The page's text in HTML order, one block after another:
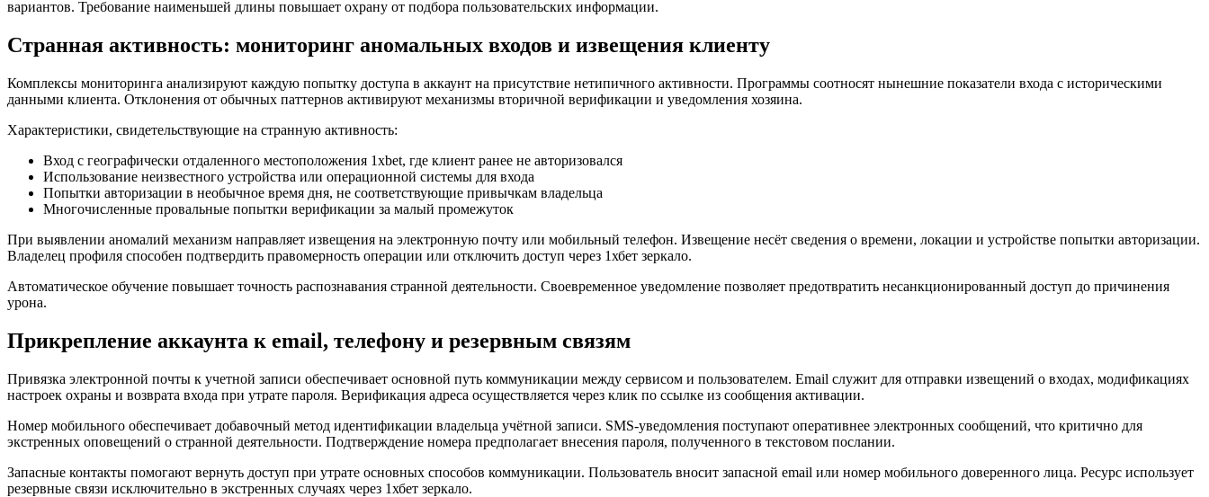
вариантов. Требование наименьшей длины повышает охрану от подбора пользовательских информации.
Странная активность: мониторинг аномальных входов и извещения клиенту
Комплексы мониторинга анализируют каждую попытку доступа в аккаунт на присутствие нетипичного активности. Программы соотносят нынешние показатели входа с историческими
данными клиента. Отклонения от обычных паттернов активируют механизмы вторичной верификации и уведомления хозяина.
Характеристики, свидетельствующие на странную активность:
Вход с географически отдаленного местоположения 1xbet, где клиент ранее не авторизовался
Использование неизвестного устройства или операционной системы для входа
Попытки авторизации в необычное время дня, не соответствующие привычкам владельца
Многочисленные провальные попытки верификации за малый промежуток
При выявлении аномалий механизм направляет извещения на электронную почту или мобильный телефон. Извещение несёт сведения о времени, локации и устройстве попытки авторизации.
Владелец профиля способен подтвердить правомерность операции или отключить доступ через 1хбет зеркало.
Автоматическое обучение повышает точность распознавания странной деятельности. Своевременное уведомление позволяет предотвратить несанкционированный доступ до причинения
урона.
Прикрепление аккаунта к email, телефону и резервным связям
Привязка электронной почты к учетной записи обеспечивает основной путь коммуникации между сервисом и пользователем. Email служит для отправки извещений о входах, модификациях
настроек охраны и возврата входа при утрате пароля. Верификация адреса осуществляется через клик по ссылке из сообщения активации.
Номер мобильного обеспечивает добавочный метод идентификации владельца учётной записи. SMS-уведомления поступают оперативнее электронных сообщений, что критично для
экстренных оповещений о странной деятельности. Подтверждение номера предполагает внесения пароля, полученного в текстовом послании.
Запасные контакты помогают вернуть доступ при утрате основных способов коммуникации. Пользователь вносит запасной email или номер мобильного доверенного лица. Ресурс использует
резервные связи исключительно в экстренных случаях через 1хбет зеркало.